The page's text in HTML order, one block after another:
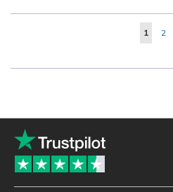
Side
You're
1 Side
2